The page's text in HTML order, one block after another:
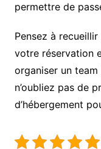
permettre de
Pensez à
votre réservation
organiser un
n’oubliez pas de
d’hébergement